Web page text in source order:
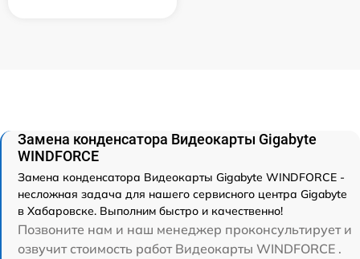
Замена конденсатора Видеокарты Gigabyte
WINDFORCE
Замена конденсатора Видеокарты Gigabyte WINDFORCE -
несложная задача для нашего сервисного центра Gigabyte
в Хабаровске. Выполним быстро и качественно!
Позвоните нам и наш менеджер проконсультирует и
озвучит стоимость работ Видеокарты WINDFORCE .